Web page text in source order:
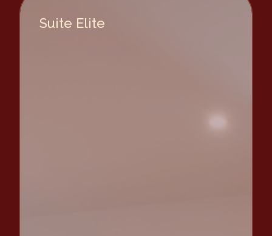
Suite Elite